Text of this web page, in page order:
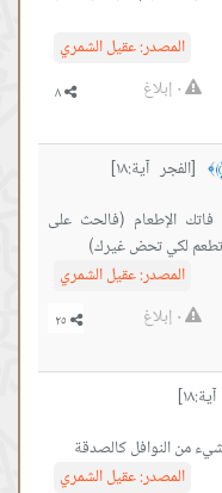
المصدر:عقيل الشمري
٠ إبلاغ
﴾
[الفجر آية:١٨]
الإطعام (فالحث على
تطعم لكي تحض غيرك)
المصدر:عقيل الشمري
٠ إبلاغ
من النوافل كالصدقة
المصدر:عقيل الشمري